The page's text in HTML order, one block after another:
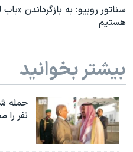
سناتور روبیو: به بازگرداندن
هستیم
بیشتر بخوانید
نفر را